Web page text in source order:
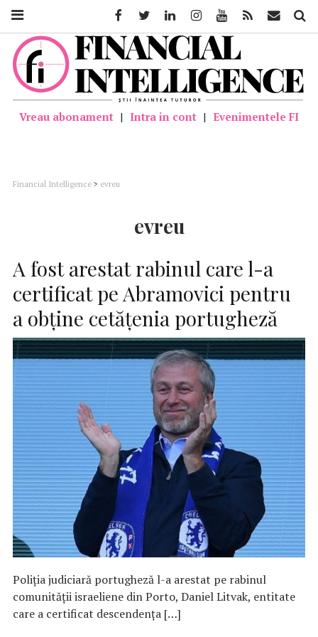
Vreau abonament | Intra in cont | Evenimentele FI
Financial Intelligence > evreu
evreu
A fost arestat rabinul care l-a
certificat pe Abramovici pentru
a obţine cetăţenia portugheză
Poliţia judiciară portugheză l-a arestat pe rabinul
comunităţii israeliene din Porto, Daniel Litvak, entitate
care a certificat descendenţa […]
FacebookTwitter LinkedinInstagramYoutube Feed Mail